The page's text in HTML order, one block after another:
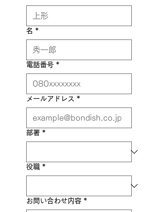
名 *
電話番号 *
メールアドレス *
部署 *
役職 *
お問い合わせ内容 *